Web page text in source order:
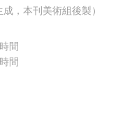
，本刊美術組後製）
間
間